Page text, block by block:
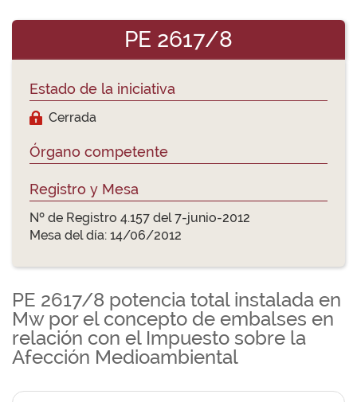
PE 2617/8
Estado de la iniciativa
Cerrada
Órgano competente
Registro y Mesa
Nº de Registro 4.157 del 7-junio-2012
Mesa del día: 14/06/2012
PE 2617/8 potencia total instalada en
Mw por el concepto de embalses en
relación con el Impuesto sobre la
Afección Medioambiental